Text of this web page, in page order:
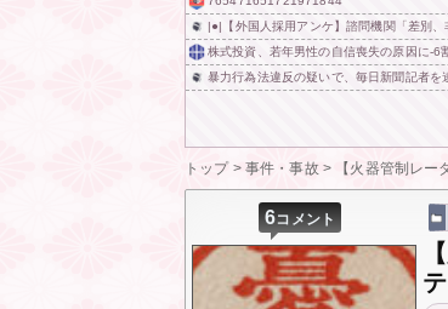
|●|【外国人採用アンケ】諮問機関「差別
株式投資、若年男性の自信喪失の原因に-6
暴力行為法違反の疑いで、毎日新聞記者を
トップ> 事件・事故> 【火器管制レ
6コメント